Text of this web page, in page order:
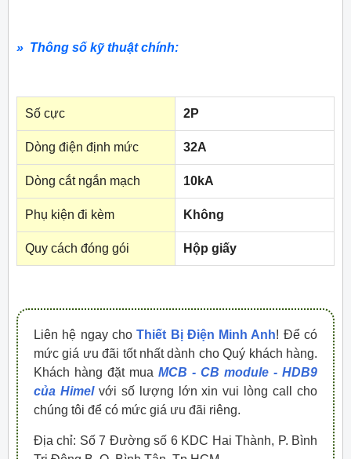
» Thông số kỹ thuật chính:
Số cực 2P
Dòng điện định mức 32A
Dòng cắt ngắn mạch 10kA
Phụ kiện đi kèm Không
Quy cách đóng gói Hộp giấy
Liên hệ ngay choThiết Bị Điện Minh Anh! Để có
mức giá ưu đãi tốt nhất dành cho Quý khách hàng.
Khách hàng đặt mua MCB - CB module - HDB9
của Himel với số lượng lớn xin vui lòng call cho
chúng tôi để có mức giá ưu đãi riêng.
Địa chỉ: Số 7 Đường số 6 KDC Hai Thành, P. Bình